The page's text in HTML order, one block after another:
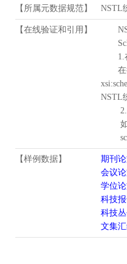
【所属元数据规范】 NSTL
【在线验证和引用】
1.
在待
NSTL
2.
如需
【样例数据】
期刊
会议
学位
科技
科技
文集